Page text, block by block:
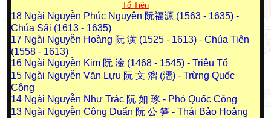
Tổ Tiên
18 Ngài Nguyễn Phúc Nguyên 阮福源 (1563 - 1635) -
Chúa Sãi (1613 - 1635)
17 Ngài Nguyễn Hoàng 阮 潢 (1525 - 1613) - Chúa Tiên
(1558 - 1613)
16 Ngài Nguyễn Kim 阮 淦 (1468 - 1545) - Triệu Tổ
15 Ngài Nguyễn Văn Lựu 阮 文 溜 (澑) - Trừng Quốc
Công
14 Ngài Nguyễn Như Trác 阮 如 琢 - Phó Quốc Công
13 Ngài Nguyễn Công Duẩn 阮 公 笋 - Thái Bảo Hoằng